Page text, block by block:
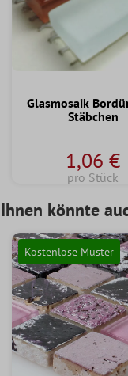
Glasmosaik
Stäbchen
1,06 €
pro Stück
Ihnen könnte
Kostenlose Muster